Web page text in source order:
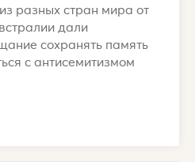
разных стран мира от
дали
сохранять память
с антисемитизмом